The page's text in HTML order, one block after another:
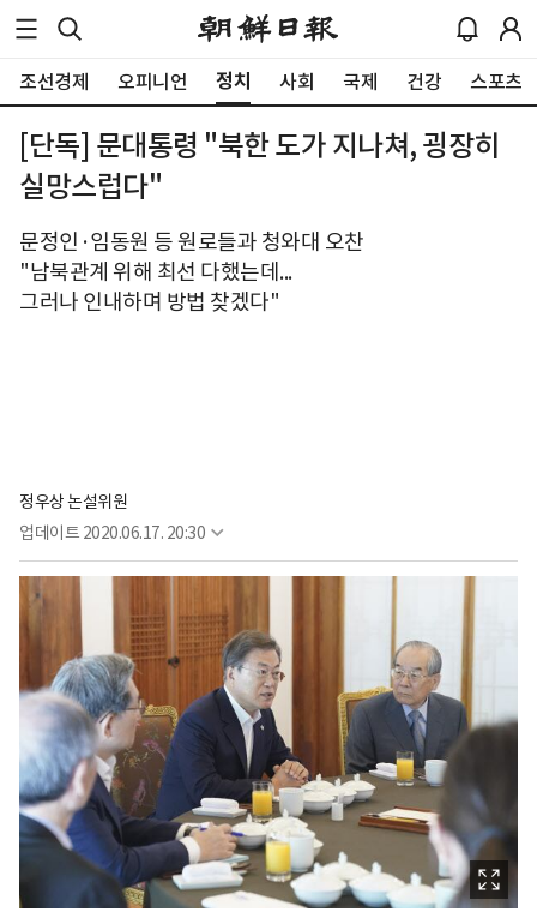
조선경제 오피니언 정치 사회 국제 건강 스포츠
[단독] 문대통령 "북한 도가 지나쳐, 굉장히
실망스럽다"
문정인·임동원 등 원로들과 청와대 오찬
"남북관계 위해 최선 다했는데...
그러나 인내하며 방법 찾겠다"
정우상 논설위원
업데이트 2020.06.17. 20:30